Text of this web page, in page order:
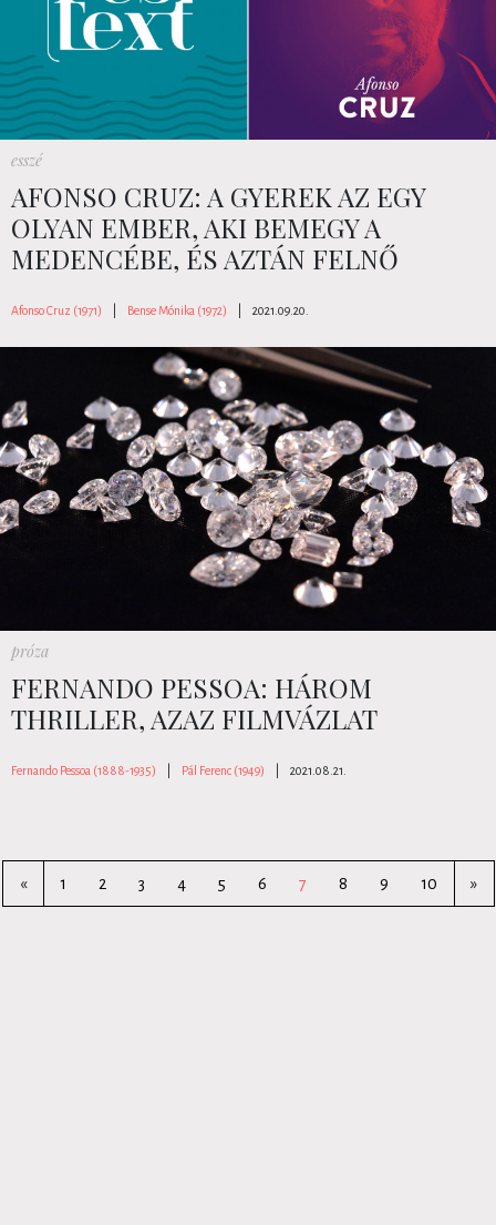
esszé
AFONSO CRUZ: A GYEREK AZ EGY
OLYAN EMBER, AKI BEMEGY A
MEDENCÉBE, ÉS AZTÁN FELNŐ
Afonso Cruz (1971) Bense Mónika (1972) 2021.09.20.
próza
FERNANDO PESSOA: HÁROM
THRILLER, AZAZ FILMVÁZLAT
Fernando Pessoa (1888-1935) Pál Ferenc (1949) 2021.08.21.
« 1 2 3 4 5 6 7 8 9 10 »